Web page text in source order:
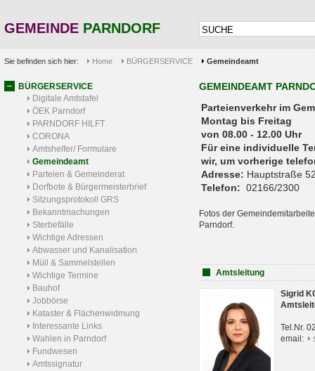
GEMEINDE PARNDORF
Sie befinden sich hier: Home BÜRGERSERVICE Gemeindeamt
BÜRGERSERVICE
Digitale Amtstafel
ÖEK Parndorf
PARNDORF HILFT
CORONA
Amtshelfer/ Formulare
Gemeindeamt
Parteien & Gemeinderat
Dorfbote & Bürgermeisterbrief
Sitzungsprotokoll GRS
Bekanntmachungen
Sterbefälle
Wichtige Adressen
Abwasser und Kanalisation
Müll & Sammelstellen
Wichtige Termine
Bauhof
Jobbörse
Kataster & Flächenwidmung
Interessante Links
Wahlen in Parndorf
Fundwesen
Amtssignatur
GEMEINDEAMT
Parteienverkehr
Montag bis Freitag
von 08.00 - 12.00 Uhr
Für eine individuelle
wir, um vorherige
Adresse: Hauptstraße
Telefon: 02166/2300
Fotos der
Parndorf.
Amtsleitung
Sigrid
Tel.Nr.
email: